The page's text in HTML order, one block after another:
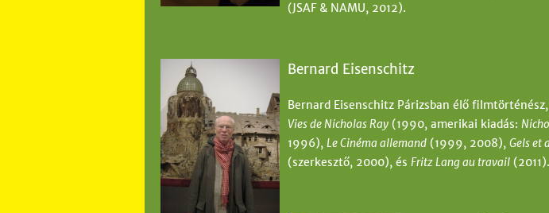
(JSAF & NAMU, 2012).
Bernard Eisenschitz
Bernard Eisenschitz Párizsban élő
Vies de Nicholas Ray (1990, amerikai kiadás:
1996), Le Cinéma allemand (1999, 2008), Gels et
(szerkesztő, 2000), és Fritz Lang au travail (2011).